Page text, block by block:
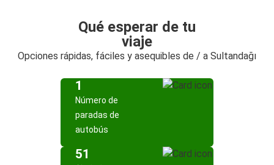
Qué esperar de tu
viaje
Opciones rápidas, fáciles y asequibles de / a Sultandağı
1
Número de
paradas de
autobús
51